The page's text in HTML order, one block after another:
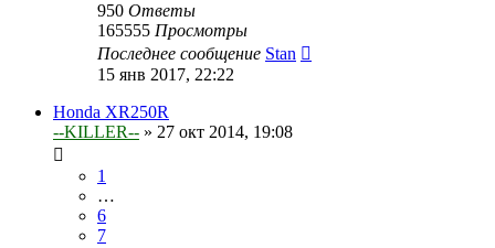
950 Ответы
165555 Просмотры
Последнее сообщение Stan
15 янв 2017, 22:22
Honda XR250R
--KILLER-- » 27 окт 2014, 19:08
1
…
6
7